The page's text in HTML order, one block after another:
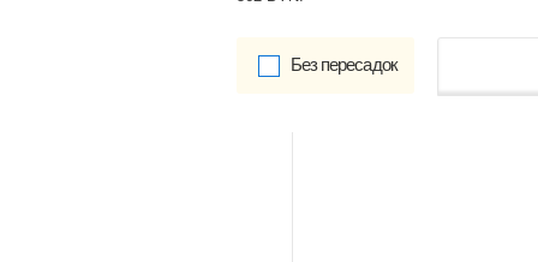
Без пересадок